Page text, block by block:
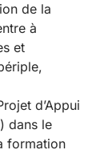
de la
à
et
d’Appui
dans le
formation